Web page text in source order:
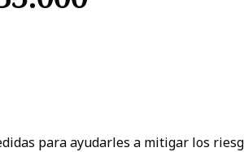
para ayudarles a mitigar los